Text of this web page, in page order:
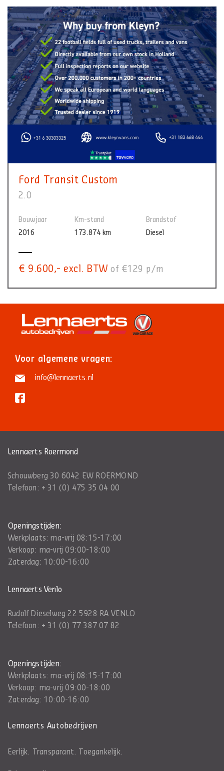
Ford Transit Custom
2.0
Bouwjaar
2016
Km-stand
173.874 km
Brandstof
Diesel
€ 9.600,- excl. BTW of €129 p/m
Voor algemene vragen:
info@lennaerts.nl
Lennaerts Roermond
Schouwberg 30 6042 EW ROERMOND
Telefoon: + 31 (0) 475 35 04 00
Openingstijden:
Werkplaats: ma-vrij 08:15-17:00
Verkoop: ma-vrij 09:00-18:00
Zaterdag: 10:00-16:00
Lennaerts Venlo
Rudolf Dieselweg 22 5928 RA VENLO
Telefoon: + 31 (0) 77 387 07 82
Openingstijden:
Werkplaats: ma-vrij 08:15-17:00
Verkoop: ma-vrij 09:00-18:00
Zaterdag: 10:00-16:00
Lennaerts Autobedrijven
Eerlijk. Transparant. Toegankelijk.